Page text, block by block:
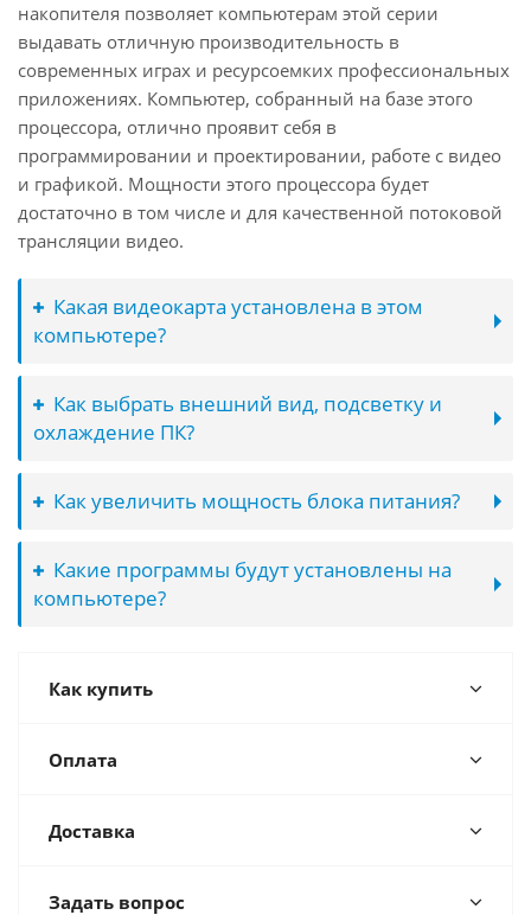
накопителя позволяет компьютерам этой серии
выдавать отличную производительность в
современных играх и ресурсоемких профессиональных
приложениях. Компьютер, собранный на базе этого
процессора, отлично проявит себя в
программировании и проектировании, работе с видео
и графикой. Мощности этого процессора будет
достаточно в том числе и для качественной потоковой
трансляции видео.
Какая видеокарта установлена в этом
компьютере?
Как выбрать внешний вид, подсветку и
охлаждение ПК?
Как увеличить мощность блока питания?
Какие программы будут установлены на
компьютере?
Как купить
Оплата
Доставка
Задать вопрос